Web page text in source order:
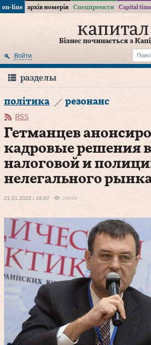
on-line архів номерів Спецпроекти Capital
Бізнес починається з
Войти
разделы
політика резонанс
RSS
Гетманцев
кадровые решения в
налоговой и
нелегального
21.01.2022 / 16:07 29949